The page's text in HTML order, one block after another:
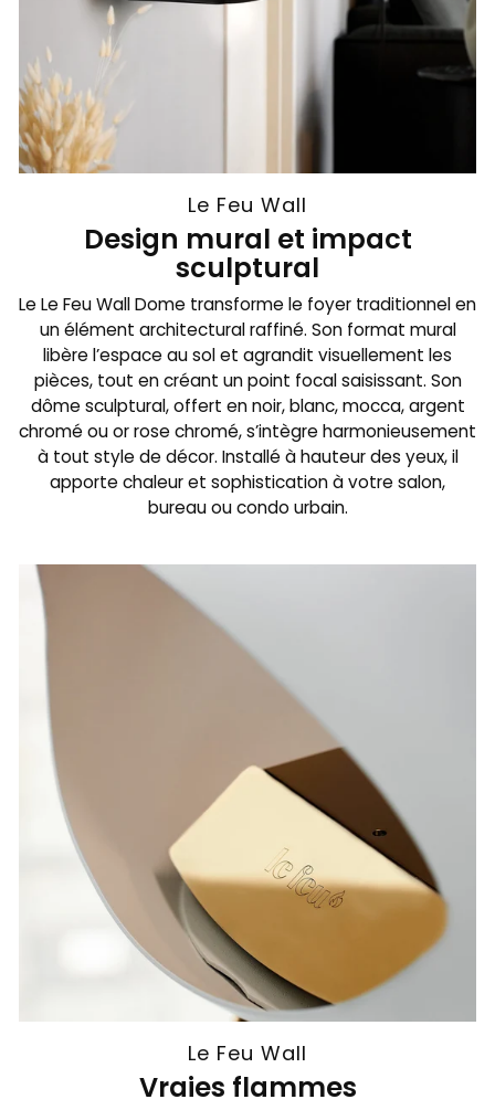
Le Feu Wall
Design mural et impact
sculptural
Le Le Feu Wall Dome transforme le foyer traditionnel en
un élément architectural raffiné. Son format mural
libère l’espace au sol et agrandit visuellement les
pièces, tout en créant un point focal saisissant. Son
dôme sculptural, offert en noir, blanc, mocca, argent
chromé ou or rose chromé, s’intègre harmonieusement
à tout style de décor. Installé à hauteur des yeux, il
apporte chaleur et sophistication à votre salon,
bureau ou condo urbain.
Le Feu Wall
Vraies flammes